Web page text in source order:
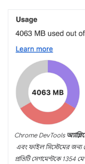
Chrome DevTools
এবং ফাইল সিস্টেমের জন্য
প্রতিটি সেগমেন্টকে 1354